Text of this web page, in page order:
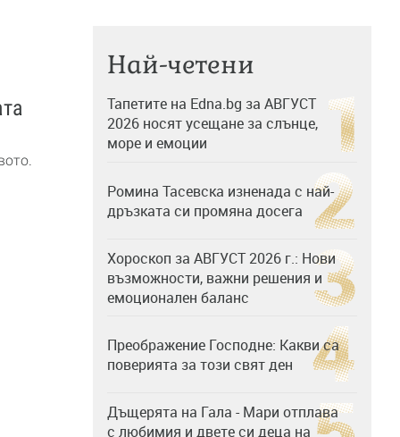
Най-четени
Тапетите на Edna.bg за АВГУСТ
2026 носят усещане за слънце,
море и емоции
Ромина Тасевска изненада с най-
дръзката си промяна досега
Хороскоп за АВГУСТ 2026 г.: Нови
възможности, важни решения и
емоционален баланс
Преображение Господне: Какви са
поверията за този свят ден
Дъщерята на Гала - Мари отплава
с любимия и двете си деца на